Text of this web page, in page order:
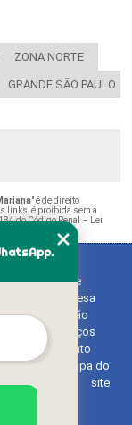
ZONA NORTE
GRANDE SÃO PAULO
" é de direito
links, é proibida sem a
do Código Penal –
Lei
Home
Empresa
Missão
Serviços
Contato
Mapa do
site